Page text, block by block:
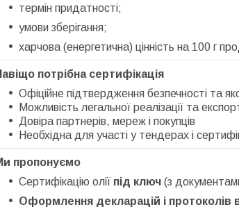
термін придатності;
умови зберігання;
харчова (енергетична) цінність на 100 г
потрібна сертифікація
Офіційне підтвердження безпечності та
Можливість легальної реалізації та
Довіра партнерів, мереж і покупців
Необхідна для участі у тендерах і
пропонуємо
Сертифікацію олії під ключ (з
Оформлення декларацій і протоколів